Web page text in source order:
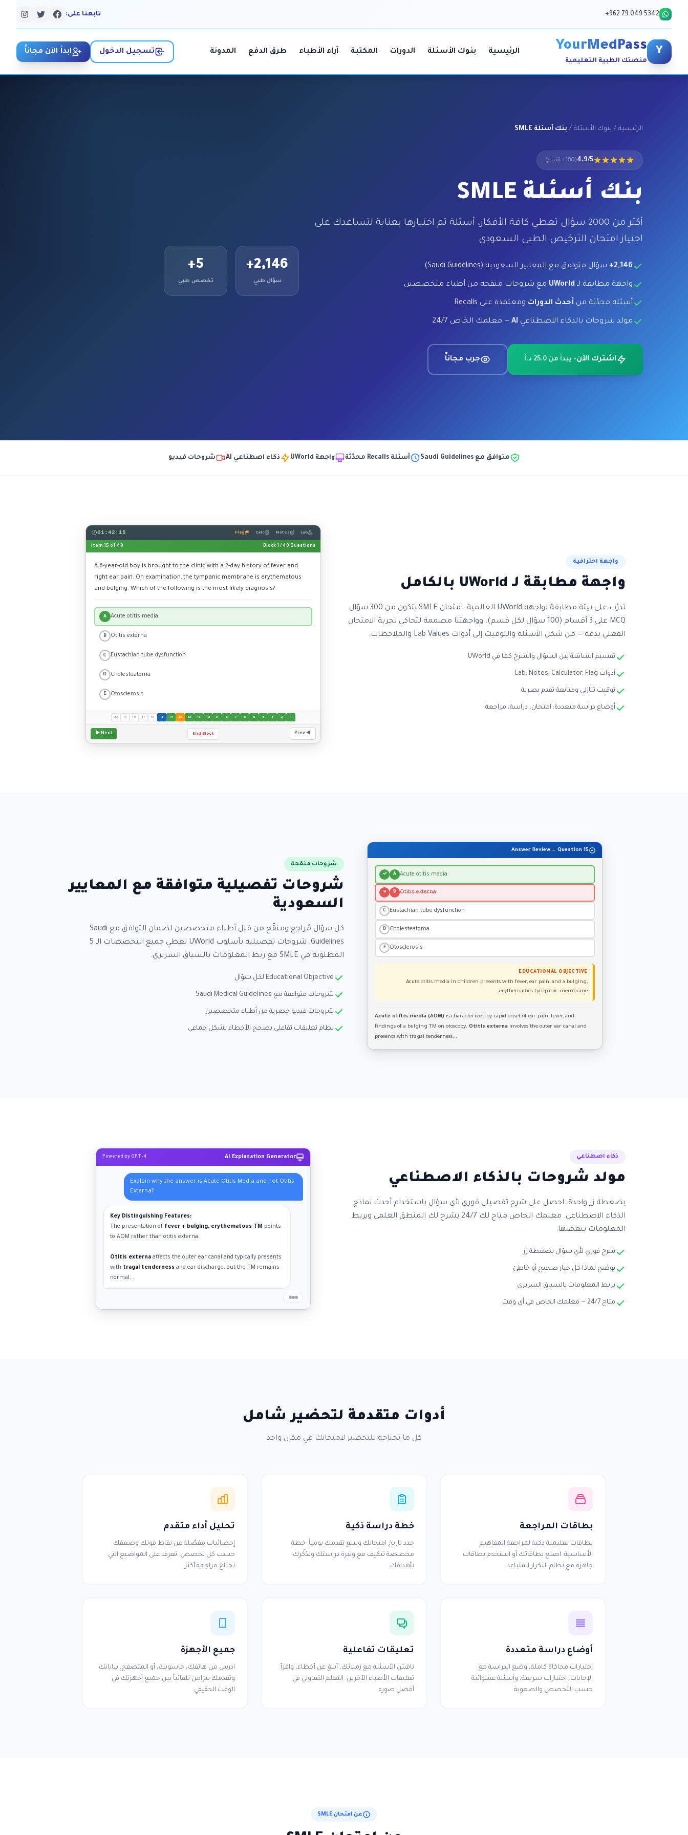
+962 79 049 5342 تابعنا على:
Y
YourMedPass
منصتك الطبية التعليمية
الرئيسية بنوك الأسئلة الدورات المكتبة آراء الأطباء طرق الدفع المدونة تسجيل الدخول ابدأ الآن مجاناً
الرئيسية / بنوك الأسئلة / بنك أسئلة SMLE
4.9/5(180+ تقييم)
بنك أسئلة SMLE
أكثر من 2000 سؤال تغطي كافة الأفكار، أسئلة تم اختيارها بعناية لتساعدك على
اجتياز امتحان الترخيص الطبي السعودي
2,146+ سؤال متوافق مع المعايير السعودية (Saudi Guidelines)
واجهة مطابقة لـ UWorld مع شروحات منقحة من أطباء متخصصين
أسئلة محدّثة من أحدث الدورات ومعتمدة على Recalls
مولد شروحات بالذكاء الاصطناعي AI — معلمك الخاص 24/7
اشترك الآن- يبدأ من 25.0 د.أ جرب مجاناً
2,146+
سؤال طبي
5+
تخصص طبي
متوافق مع Saudi Guidelines أسئلة Recalls محدّثة واجهة UWorld ذكاء اصطناعي AI شروحات فيديو
واجهة احترافية
واجهة مطابقة لـ UWorld بالكامل
تدرّب على بيئة مطابقة لواجهة UWorld العالمية. امتحان SMLE يتكون من 300 سؤال
MCQ على 3 أقسام (100 سؤال لكل قسم)، وواجهتنا مصممة لتحاكي تجربة الامتحان
الفعلي بدقة — من شكل الأسئلة والتوقيت إلى أدوات Lab Values والملاحظات.
تقسيم الشاشة بين السؤال والشرح كما في UWorld
أدوات Lab, Notes, Calculator, Flag
توقيت تنازلي ومتابعة تقدم بصرية
أوضاع دراسة متعددة: امتحان، دراسة، مراجعة
Lab
Notes
Calc
Flag
01:42:15
Block 1 / 40 Questions
Item 15 of 40
A 6-year-old boy is brought to the clinic with a 2-day history of fever and
right ear pain. On examination, the tympanic membrane is erythematous
and bulging. Which of the following is the most likely diagnosis?
A Acute otitis media
B Otitis externa
C Eustachian tube dysfunction
D Cholesteatoma
E Otosclerosis
1
2
3
4
5
6
7
8
9
10
11
12
13
14
15
16
17
18
19
20
◀ Prev
End Block
Next ▶
شروحات منقحة
شروحات تفصيلية متوافقة مع المعايير
السعودية
كل سؤال مُراجع ومنقّح من قبل أطباء متخصصين لضمان التوافق مع Saudi
Guidelines. شروحات تفصيلية بأسلوب UWorld تغطي جميع التخصصات الـ 5
المطلوبة في SMLE مع ربط المعلومات بالسياق السريري.
Educational Objective لكل سؤال
شروحات متوافقة مع Saudi Medical Guidelines
شروحات فيديو حصرية من أطباء متخصصين
نظام تعليقات تفاعلي يصحح الأخطاء بشكل جماعي
Answer Review — Question 15
✓ A Acute otitis media
✗ B Otitis externa
C Eustachian tube dysfunction
D Cholesteatoma
E Otosclerosis
EDUCATIONAL OBJECTIVE
Acute otitis media in children presents with fever, ear pain, and a bulging,
erythematous tympanic membrane.
Acute otitis media (AOM) is characterized by rapid onset of ear pain, fever, and
findings of a bulging TM on otoscopy. Otitis externainvolves the outer ear canal and
presents with tragal tenderness...
ذكاء اصطناعي
مولد شروحات بالذكاء الاصطناعي
بضغطة زر واحدة، احصل على شرح تفصيلي فوري لأي سؤال باستخدام أحدث نماذج
الذكاء الاصطناعي. معلمك الخاص متاح لك 24/7 يشرح لك المنطق العلمي ويربط
المعلومات ببعضها.
شرح فوري لأي سؤال بضغطة زر
يوضح لماذا كل خيار صحيح أو خاطئ
يربط المعلومات بالسياق السريري
متاح 24/7 — معلمك الخاص في أي وقت
AI Explanation Generator
Powered by GPT-4
Explain why the answer is Acute Otitis Media and not Otitis
Externa?
Key Distinguishing Features:
The presentation of fever + bulging, erythematous TM points
to AOM rather than otitis externa.
Otitis externaaffects the outer ear canal and typically presents
with tragal tenderness and ear discharge, but the TM remains
normal...
أدوات متقدمة لتحضير شامل
كل ما تحتاجه للتحضير لامتحانك في مكان واحد
بطاقات المراجعة
بطاقات تعليمية ذكية لمراجعة المفاهيم
الأساسية. اصنع بطاقاتك أو استخدم بطاقات
جاهزة مع نظام التكرار المتباعد
خطة دراسة ذكية
حدد تاريخ امتحانك وتتبع تقدمك يومياً. خطة
مخصصة تتكيف مع وتيرة دراستك وتذكّرك
بأهدافك
تحليل أداء متقدم
إحصائيات مفصّلة عن نقاط قوتك وضعفك
حسب كل تخصص. تعرف على المواضيع التي
تحتاج مراجعة أكثر
أوضاع دراسة متعددة
اختبارات محاكاة كاملة، وضع الدراسة مع
الإجابات، اختبارات سريعة، وأسئلة عشوائية
حسب التخصص والصعوبة
تعليقات تفاعلية
ناقش الأسئلة مع زملائك، أبلغ عن أخطاء، واقرأ
تعليقات الأطباء الآخرين. التعلم التعاوني في
أفضل صوره
جميع الأجهزة
ادرس من هاتفك، حاسوبك، أو المتصفح. بياناتك
وتقدمك يتزامن تلقائياً بين جميع أجهزتك في
الوقت الحقيقي
عن امتحان SMLE